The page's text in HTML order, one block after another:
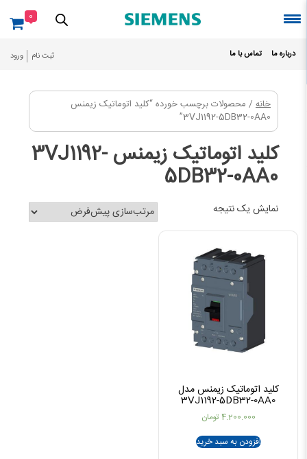
to
درباره ما تماس با ما ثبت نام ورود
0
خانه / محصولات برچسب خورده “کلید اتوماتیک زیمنس
3VJ1192-5DB32-0AA0”
کلید اتوماتیک زیمنس 3VJ1192-
5DB32-0AA0
نمایش یک نتیجه
کلید اتوماتیک زیمنس مدل
3VJ1192-5DB32-0AA0
4.200.000 تومان
افزودن به سبد خرید